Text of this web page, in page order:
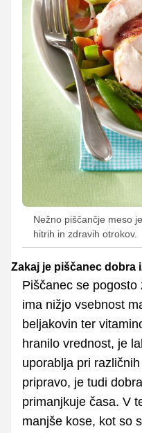
Nežno piščančje meso
hitrih in zdravih otrokov.
Zakaj je piščanec dobra
Piščanec se
ima nižjo vsebnost
beljakovin ter
hranilo vrednost, je
uporablja pri
pripravo, je tudi
primanjkuje časa. V
manjše kose, kot so